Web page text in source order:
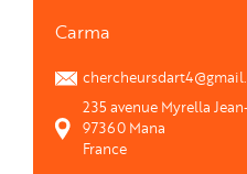
Carma
235 avenue Myrella
97360 Mana
France